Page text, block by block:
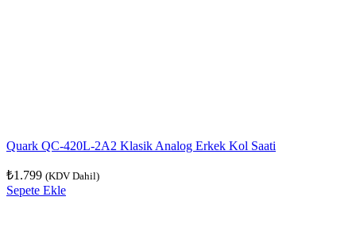
Quark QC-420L-2A2 Klasik Analog Erkek Kol Saati
₺1.799 (KDV Dahil)
Sepete Ekle